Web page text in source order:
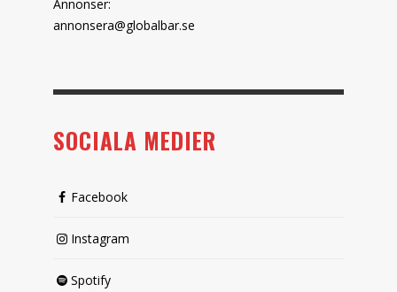
Annonser:
annonsera@globalbar.se
SOCIALA MEDIER
Facebook
Instagram
Spotify